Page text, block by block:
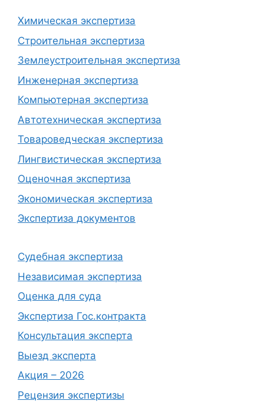
Химическая экспертиза
Строительная экспертиза
Землеустроительная экспертиза
Инженерная экспертиза
Компьютерная экспертиза
Автотехническая экспертиза
Товароведческая экспертиза
Лингвистическая экспертиза
Оценочная экспертиза
Экономическая экспертиза
Экспертиза документов
Судебная экспертиза
Независимая экспертиза
Оценка для суда
Экспертиза Гос.контракта
Консультация эксперта
Выезд эксперта
Акция – 2026
Рецензия экспертизы